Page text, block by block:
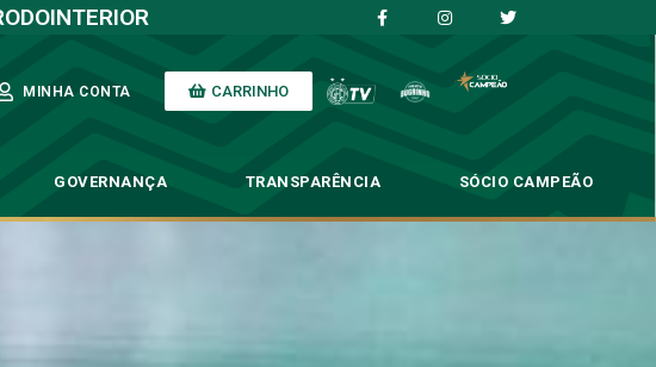
MINHA CONTA CARRINHO
GOVERNANÇA TRANSPARÊNCIA SÓCIO CAMPEÃO
‘temos que estar pontuando’